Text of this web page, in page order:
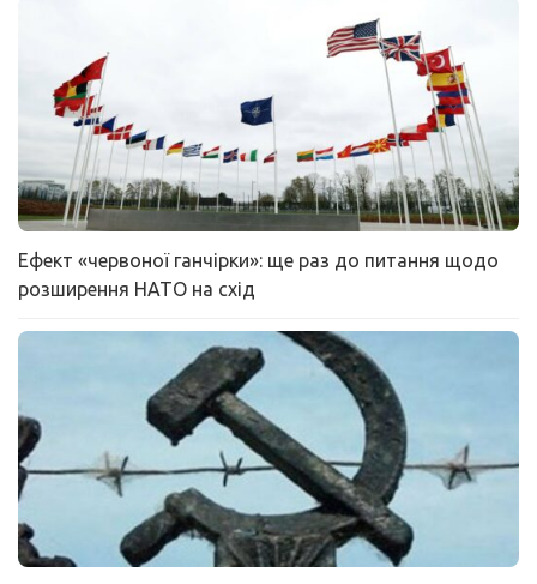
Ефект «червоної ганчірки»: ще раз до питання щодо
розширення НАТО на схід